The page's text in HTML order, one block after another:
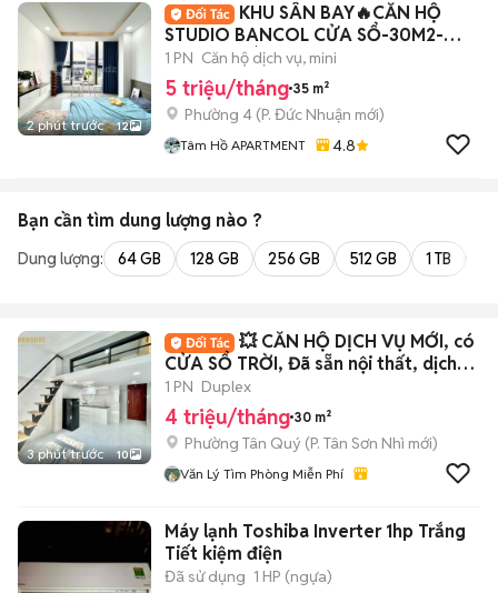
2 phút trước 12
KHU SÂN BAY🔥CĂN HỘ
STUDIO BANCOL CỬA SỔ-30M2-
THANG MÁY-CV GIA ĐỊNH
1 PN Căn hộ dịch vụ, mini
5 triệu/tháng 35 m²
Phường 4 (P. Đức Nhuận mới)
Tâm Hồ APARTMENT 4.8
Bạn cần tìm dung lượng nào ?
Dung lượng: 64 GB 128 GB 256 GB 512 GB 1 TB
3 phút trước 10
💥 CĂN HỘ DỊCH VỤ MỚI, có
CỬA SỔ TRỜI, Đã sẵn nội thất, dịch
vụ tốt
1 PN Duplex
4 triệu/tháng 30 m²
Phường Tân Quý (P. Tân Sơn Nhì mới)
Văn Lý Tìm Phòng Miễn Phí
Máy lạnh Toshiba Inverter 1hp Trắng
Tiết kiệm điện
Đã sử dụng 1 HP (ngựa)